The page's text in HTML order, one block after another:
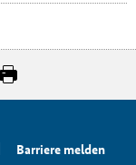
Barriere melden